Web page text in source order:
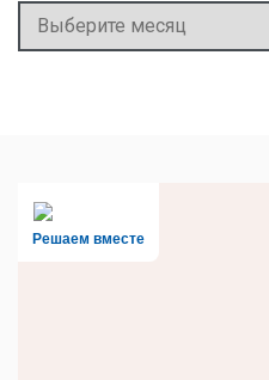
Архивы
Решаем вместе